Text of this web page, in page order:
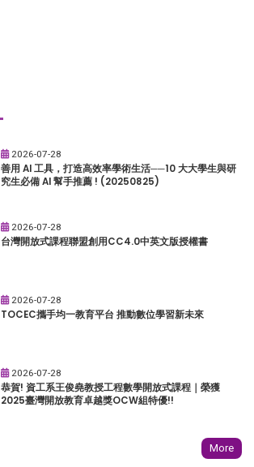
2026-07-28
善用 AI 工具，打造高效率學術生活──10 大大學生與研
究生必備 AI 幫手推薦 ! (20250825)
2026-07-28
台灣開放式課程聯盟創用CC4.0中英文版授權書
2026-07-28
TOCEC攜手均一教育平台 推動數位學習新未來
2026-07-28
恭賀! 資工系王俊堯教授工程數學開放式課程｜榮獲
2025臺灣開放教育卓越獎OCW組特優!!
More